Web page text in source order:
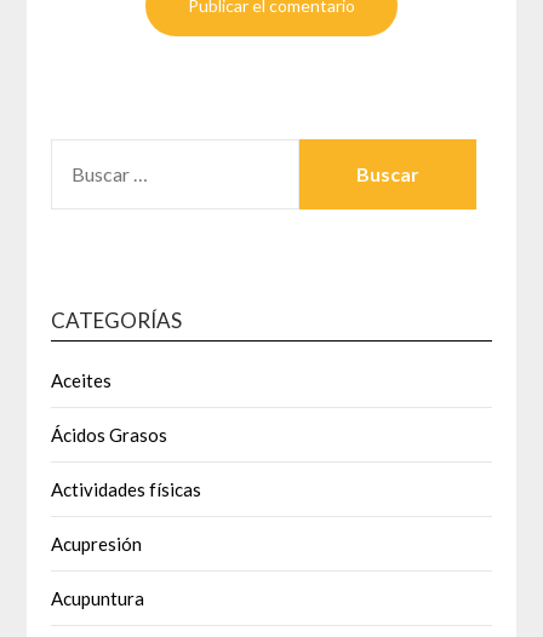
CATEGORÍAS
Aceites
Ácidos Grasos
Actividades físicas
Acupresión
Acupuntura